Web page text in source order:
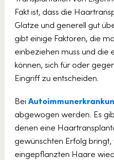
Fakt ist, dass die
Glatze und generell gut
gibt einige Faktoren, die
einbeziehen muss und die
können, sich für oder
Eingriff zu entscheiden.
Bei
abgewogen werden. Es
denen eine
gewünschten Erfolg bringt,
eingepflanzten Haare